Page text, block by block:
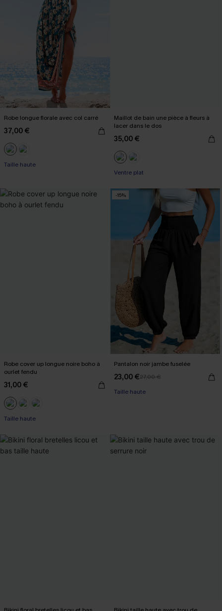
Robe longue florale avec col carré
37,00 €
Taille haute
Maillot de bain une pièce à fleurs à
lacer dans le dos
35,00 €
Ventre plat
Robe cover up longue noire boho à
ourlet fendu
31,00 €
Taille haute
-15%
Pantalon noir jambe fuselée
23,00 €27,00 €
Taille haute